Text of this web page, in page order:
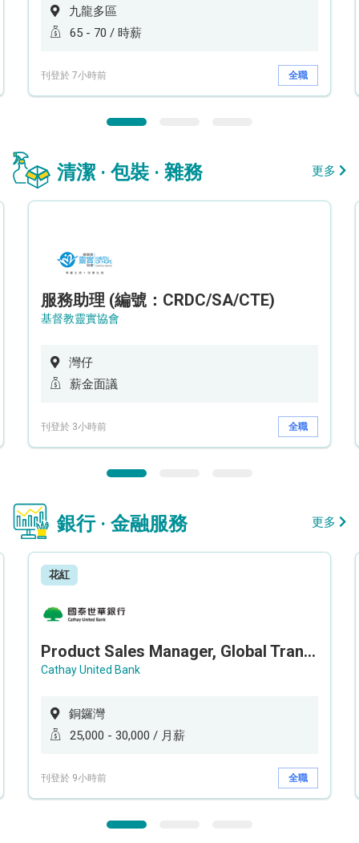
九龍多區
65 - 70 / 時薪
刊登於 7小時前 全職
清潔 · 包裝 · 雜務 更多
服務助理 (編號：CRDC/SA/CTE)
基督教靈實協會
灣仔
薪金面議
刊登於 3小時前 全職
銀行 · 金融服務 更多
花紅
Product Sales Manager, Global Transaction Service (GTS)
Cathay United Bank
銅鑼灣
25,000 - 30,000 / 月薪
刊登於 9小時前 全職